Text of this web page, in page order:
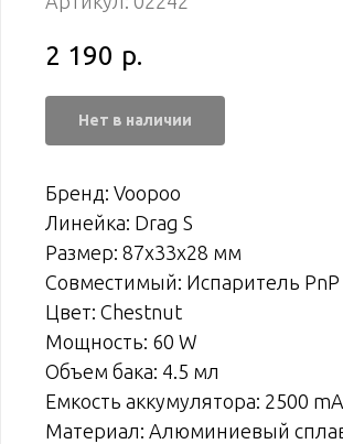
2 190 р.
Нет в наличии
Бренд: Voopoo
Линейка: Drag S
Размер: 87x33x28 мм
Совместимый: Испаритель PnP
Цвет: Chestnut
Мощность: 60 W
Объем бака: 4.5 мл
Емкость аккумулятора: 2500
Материал: Алюминиевый